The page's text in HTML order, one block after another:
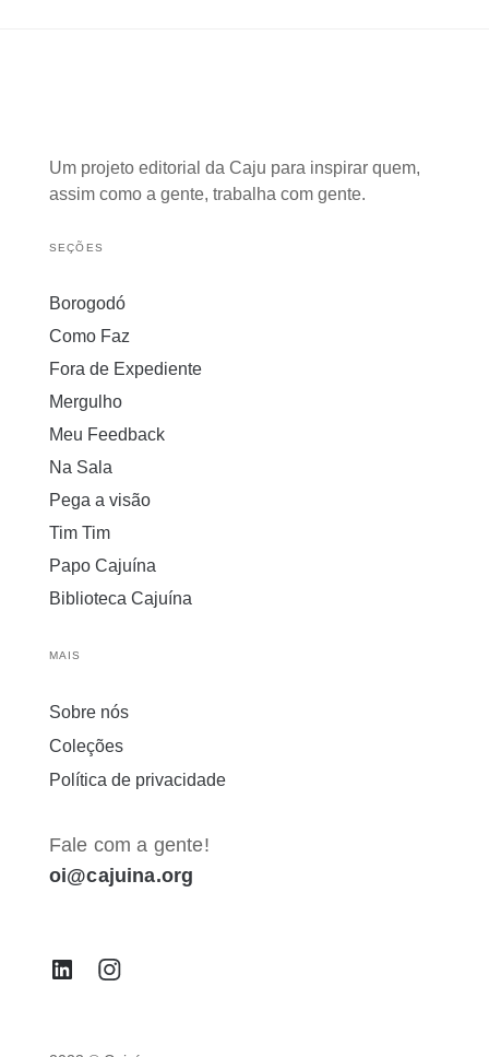
Um projeto editorial da Caju para inspirar quem,
assim como a gente, trabalha com gente.
SEÇÕES
Borogodó
Como Faz
Fora de Expediente
Mergulho
Meu Feedback
Na Sala
Pega a visão
Tim Tim
Papo Cajuína
Biblioteca Cajuína
MAIS
Sobre nós
Coleções
Política de privacidade
Fale com a gente!
oi@cajuina.org